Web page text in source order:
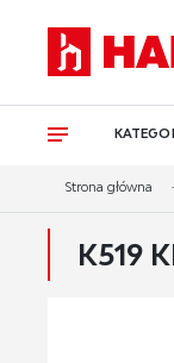
Strona główna
K519